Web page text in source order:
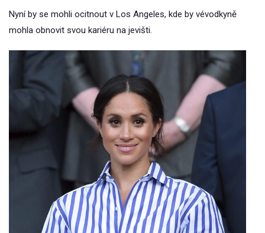
Nyní by se mohli ocitnout v Los Angeles, kde by vévodkyně
mohla obnovit svou kariéru na jevišti.